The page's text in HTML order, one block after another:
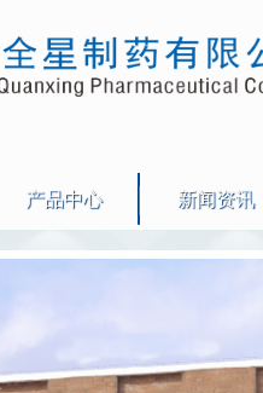
产品中心 新闻资讯